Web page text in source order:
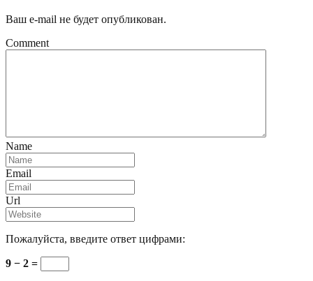
Ваш e-mail не будет опубликован.
Comment
Name
Email
Url
Пожалуйста, введите ответ цифрами:
9 − 2 =